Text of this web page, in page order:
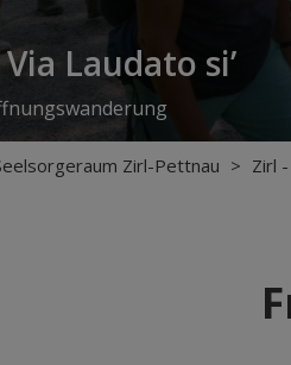
Laudato si’
Zirl-Pettnau > Zirl